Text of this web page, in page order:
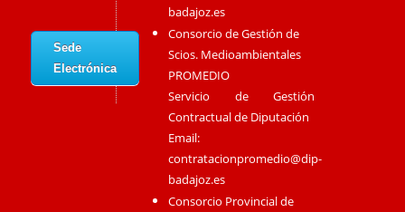
Sede
Electrónica
badajoz.es
Consorcio de Gestión de
Scios. Medioambientales
PROMEDIO
Servicio de Gestión
Contractual de Diputación
Email:
contratacionpromedio@dip-
badajoz.es
Consorcio Provincial de